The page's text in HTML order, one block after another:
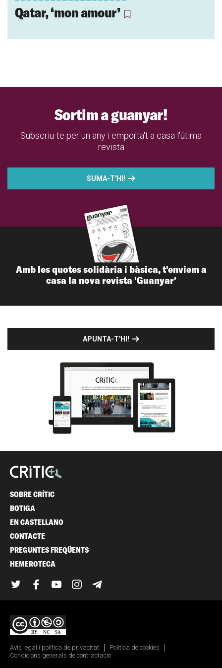
Qatar, ‘mon amour’
Sortim a guanyar!
Subscriu-te per un any i emporta't a casa l'útima
revista
SUMA-T'HI!
Amb les quotes solidària i bàsica, t'enviem a
casa la nova revista 'Guanyar'
APUNTA-T'HI!
SOBRE CRÍTIC
BOTIGA
EN CASTELLANO
CONTACTE
PREGUNTES FREQÜENTS
HEMEROTECA
TwitterFacebook
YouTubeInstagram
Avís legal i política de privacitat
Política de cookies
Condicions generals de contractació